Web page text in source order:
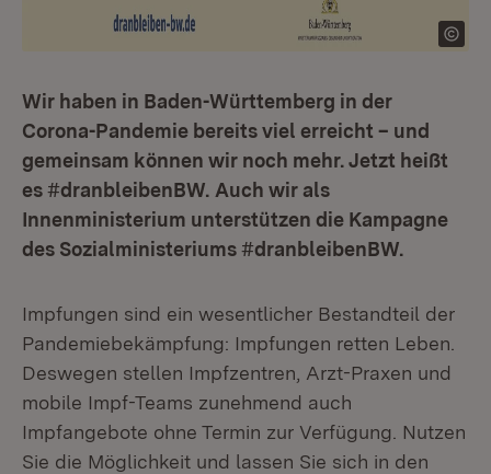
Wir haben in Baden-Württemberg in der
Corona-Pandemie bereits viel erreicht – und
gemeinsam können wir noch mehr. Jetzt heißt
es#dranbleibenBW. Auch wir als
Innenministerium unterstützen die Kampagne
des Sozialministeriums #dranbleibenBW.
Impfungen sind ein wesentlicher Bestandteil der
Pandemiebekämpfung: Impfungen retten Leben.
Deswegen stellen Impfzentren, Arzt-Praxen und
mobile Impf-Teams zunehmend auch
Impfangebote ohne Termin zur Verfügung. Nutzen
Sie die Möglichkeit und lassen Sie sich in den